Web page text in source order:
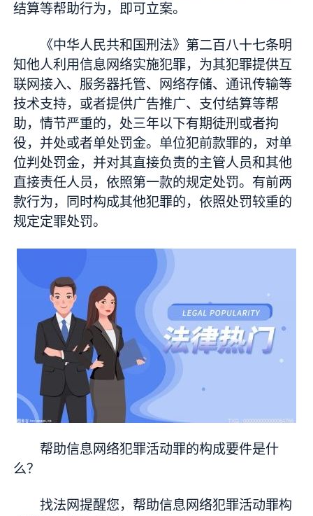
结算等帮助行为，即可立案。
《中华人民共和国刑法》第二百八十七条明
知他人利用信息网络实施犯罪，为其犯罪提供互
联网接入、服务器托管、网络存储、通讯传输等
技术支持，或者提供广告推广、支付结算等帮
助，情节严重的，处三年以下有期徒刑或者拘
役，并处或者单处罚金。单位犯前款罪的，对单
位判处罚金，并对其直接负责的主管人员和其他
直接责任人员，依照第一款的规定处罚。有前两
款行为，同时构成其他犯罪的，依照处罚较重的
规定定罪处罚。
帮助信息网络犯罪活动罪的构成要件是什
么？
找法网提醒您，帮助信息网络犯罪活动罪构